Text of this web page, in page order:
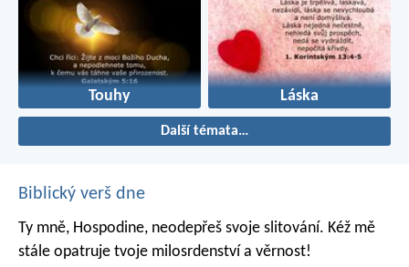
Touhy Láska
Další témata…
Biblický verš dne
Ty mně, Hospodine, neodepřeš svoje slitování. Kéž mě
stále opatruje tvoje milosrdenství a věrnost!